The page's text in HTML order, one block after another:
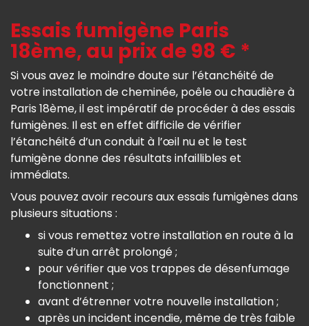
Essais fumigène Paris
18ème, au prix de 98 € *
Si vous avez le moindre doute sur l’étanchéité de
votre installation de cheminée, poêle ou chaudière à
Paris 18ème, il est impératif de procéder à des essais
fumigènes. Il est en effet difficile de vérifier
l’étanchéité d’un conduit à l’œil nu et le test
fumigène donne des résultats infaillibles et
immédiats.
Vous pouvez avoir recours aux essais fumigènes dans
plusieurs situations :
si vous remettez votre installation en route à la
suite d’un arrêt prolongé ;
pour vérifier que vos trappes de désenfumage
fonctionnent ;
avant d’étrenner votre nouvelle installation ;
après un incident incendie, même de très faible